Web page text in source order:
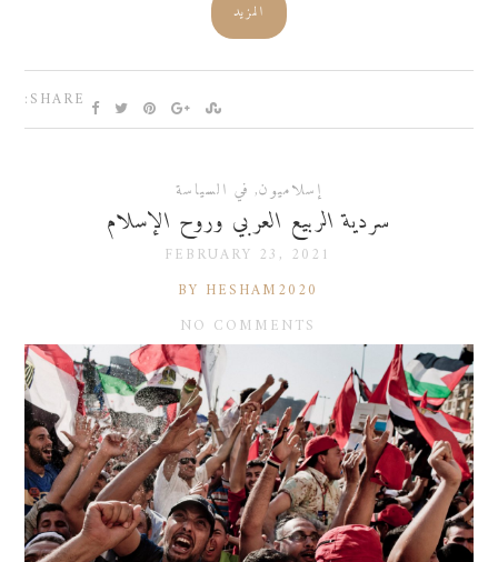
المزيد
SHARE:
إسلاميون, في السياسة
سردية الربيع العربي وروح الإسلام
FEBRUARY 23, 2021
BY HESHAM2020
NO COMMENTS